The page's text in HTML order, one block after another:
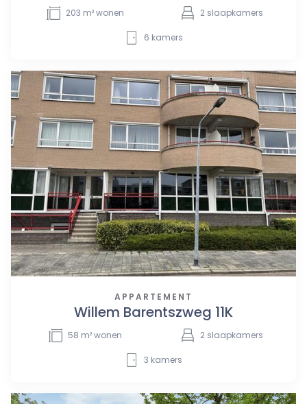
203 m² wonen 2 slaapkamers
6 kamers
APPARTEMENT
Willem Barentszweg 11K
58 m² wonen 2 slaapkamers
3 kamers